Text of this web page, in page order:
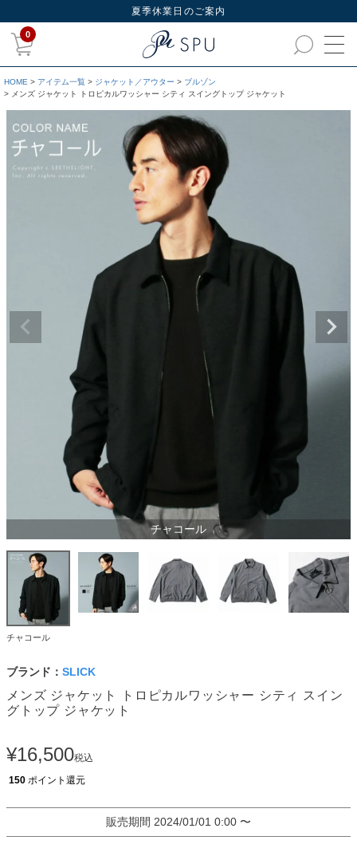
夏季休業日のご案内
0
HOME アイテム一覧 ジャケット／アウター
ブルゾン
メンズ ジャケット トロピカルワッシャー シティ スイングトップ ジャケット
チャコール
チャコール
ブランド： SLICK
メンズ ジャケット トロピカルワッシャー シティ スイン
グトップ ジャケット
¥16,500税込
150 ポイント還元
販売期間 2024/01/01 0:00 〜